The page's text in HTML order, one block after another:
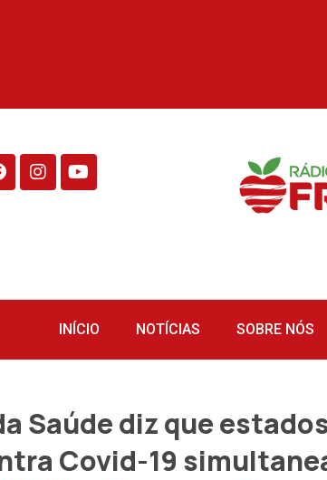
INÍCIO NOTÍCIAS SOBRE NÓS
Saúde diz que
Covid-19